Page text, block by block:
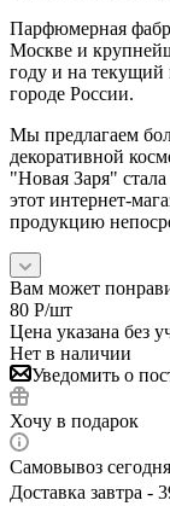
Парфюмерная
Москве и
году и на текущий
городе России.
Мы предлагаем
декоративной
"Новая Заря"
этот интернет-
продукцию
Вам может
80 Р/шт
Цена указана без
Нет в наличии
Уведомить о
Хочу в подарок
Самовывоз
Доставка завтра -